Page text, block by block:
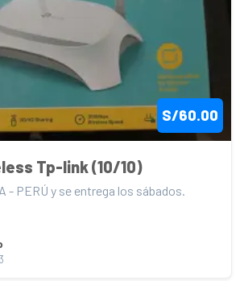
S/60.00
Tp-link (10/10)
- PERÚ y se entrega los sábados.